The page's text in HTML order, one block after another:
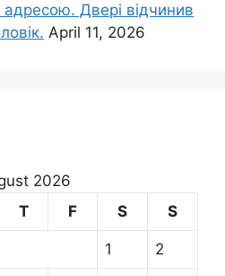
адресою. Двері відчинив
April 11, 2026
2026
T F S S
1 2